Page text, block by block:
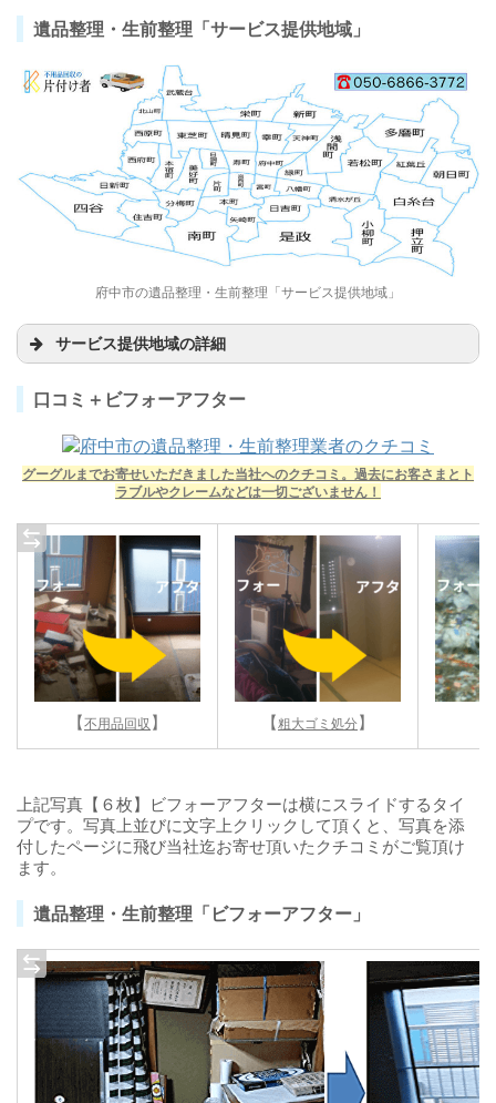
遺品整理・生前整理「サービス提供地域」
府中市の遺品整理・生前整理「サービス提供地域」
サービス提供地域の詳細
口コミ＋ビフォーアフター
グーグルまでお寄せいただきました当社へのクチコミ。過去にお客さまとト
ラブルやクレームなどは一切ございません！
【不用品回収 】 【粗大ゴミ処分】
上記写真【６枚】ビフォーアフターは横にスライドするタイ
プです。写真上並びに文字上クリックして頂くと、写真を添
付したページに飛び当社迄お寄せ頂いたクチコミがご覧頂け
ます。
遺品整理・生前整理「ビフォーアフター」